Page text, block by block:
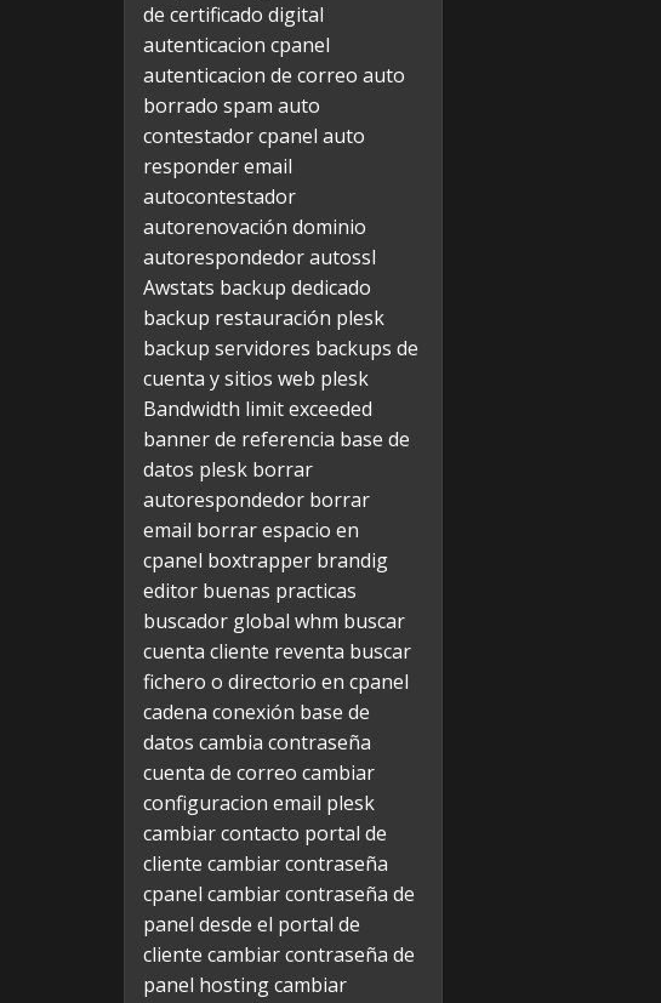
de certificado digital
autenticacion cpanel
autenticacion de correo auto
borrado spam auto
contestador cpanel auto
responder email
autocontestador
autorenovación dominio
autorespondedorautossl
Awstats backup dedicado
backup restauración plesk
backup servidores backups de
cuenta y sitios web plesk
Bandwidth limit exceeded
banner de referencia base de
datos plesk borrar
autorespondedor borrar
email borrar espacio en
cpanel boxtrapper brandig
editor buenas practicas
buscador global whm buscar
cuenta cliente reventa buscar
fichero o directorio en cpanel
cadena conexión base de
datos cambia contraseña
cuenta de correo cambiar
configuracion email plesk
cambiar contacto portal de
cliente cambiar contraseña
cpanel cambiar contraseña de
panel desde el portal de
cliente cambiar contraseña de
panel hostingcambiar